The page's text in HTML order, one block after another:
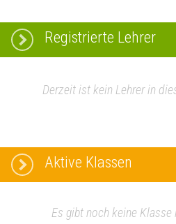
Registrierte Lehrer
Derzeit ist kein Lehrer in
Aktive Klassen
Es gibt noch keine